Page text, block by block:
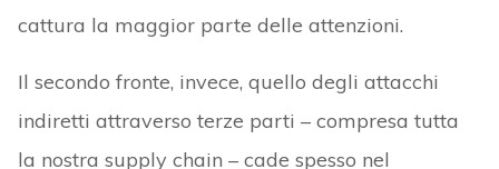
cattura la maggior parte delle attenzioni.
Il secondo fronte, invece, quello degli attacchi
indiretti attraverso terze parti – compresa tutta
la nostra supply chain – cade spesso nel